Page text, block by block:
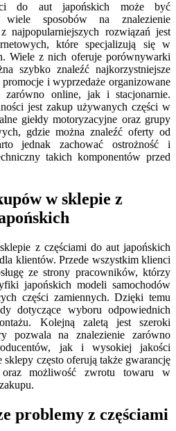
do aut japońskich może być
sposobów na znalezienie
najpopularniejszych rozwiązań jest
które specjalizują się w
Wiele z nich oferuje porównywarki
szybko znaleźć najkorzystniejsze
i wyprzedaże organizowane
zarówno online, jak i stacjonarnie.
jest zakup używanych części w
giełdy motoryzacyjne oraz grupy
gdzie można znaleźć oferty od
jednak zachować ostrożność i
takich komponentów przed
w sklepie z
z częściami do aut japońskich
klientów. Przede wszystkim klienci
ze strony pracowników, którzy
japońskich modeli samochodów
części zamiennych. Dzięki temu
dotyczące wyboru odpowiednich
Kolejną zaletą jest szeroki
pozwala na znalezienie zarówno
jak i wysokiej jakości
często oferują także gwarancję
oraz możliwość zwrotu towaru w
problemy z częściami